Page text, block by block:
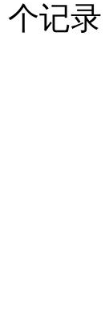
个记录